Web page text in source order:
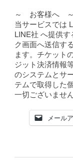
～ お客様へ ～
当サービスでは
LINE社 へ提供
ク画面へ送信す
ます。チケット
ジット決済情報
のシステムとサ
テムで取得した
一切ございません
メール